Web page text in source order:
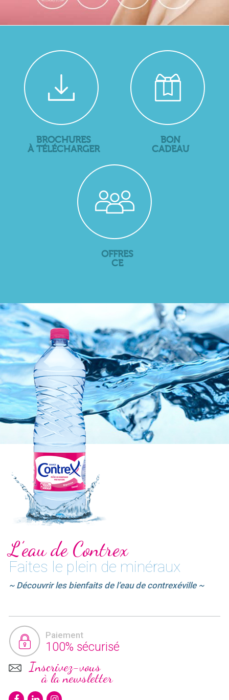
BROCHURES
À TÉLÉCHARGER
BON
CADEAU
OFFRES
CE
L’eau de Contrex
Faites le plein de minéraux
~ Découvrir les bienfaits de l’eau de contrexéville ~
Paiement
100% sécurisé
Inscrivez-vous
à la newsletter